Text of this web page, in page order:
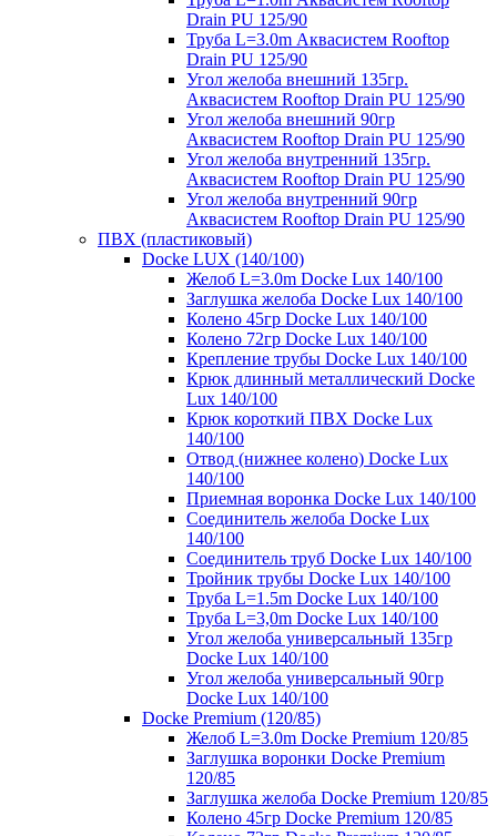
Drain PU 125/90
Труба L=3.0m Аквасистем Rooftop
Drain PU 125/90
Угол желоба внешний 135гр.
Аквасистем Rooftop Drain PU 125/90
Угол желоба внешний 90гр
Аквасистем Rooftop Drain PU 125/90
Угол желоба внутренний 135гр.
Аквасистем Rooftop Drain PU 125/90
Угол желоба внутренний 90гр
Аквасистем Rooftop Drain PU 125/90
ПВХ (пластиковый)
Docke LUX (140/100)
Желоб L=3.0m Docke Lux 140/100
Заглушка желоба Docke Lux 140/100
Колено 45гр Docke Lux 140/100
Колено 72гр Docke Lux 140/100
Крепление трубы Docke Lux 140/100
Крюк длинный металлический Docke
Lux 140/100
Крюк короткий ПВХ Docke Lux
140/100
Отвод (нижнее колено) Docke Lux
140/100
Приемная воронка Docke Lux 140/100
Соединитель желоба Docke Lux
140/100
Соединитель труб Docke Lux 140/100
Тройник трубы Docke Lux 140/100
Труба L=1.5m Docke Lux 140/100
Труба L=3,0m Docke Lux 140/100
Угол желоба универсальный 135гр
Docke Lux 140/100
Угол желоба универсальный 90гр
Docke Lux 140/100
Docke Premium (120/85)
Желоб L=3.0m Docke Premium 120/85
Заглушка воронки Docke Premium
120/85
Заглушка желоба Docke Premium 120/85
Колено 45гр Docke Premium 120/85